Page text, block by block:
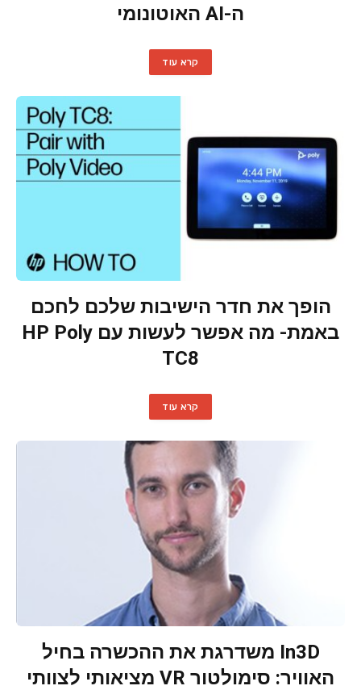
ה-AI האוטונומי
קרא עוד
הופך את חדר הישיבות שלכם לחכם
באמת- מה אפשר לעשות עם HP Poly
TC8
קרא עוד
In3D משדרגת את ההכשרה בחיל
האוויר: סימולטור VR מציאותי לצוותי